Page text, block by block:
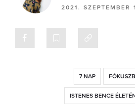
2021. SZEPTEMBER
7 NAP
ISTENES BENCE